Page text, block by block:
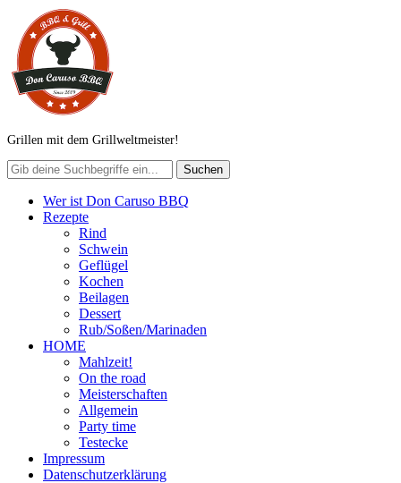
Grillen mit dem Grillweltmeister!
Wer ist Don Caruso BBQ
Rezepte
Rind
Schwein
Geflügel
Kochen
Beilagen
Dessert
Rub/Soßen/Marinaden
HOME
Mahlzeit!
On the road
Meisterschaften
Allgemein
Party time
Testecke
Impressum
Datenschutzerklärung